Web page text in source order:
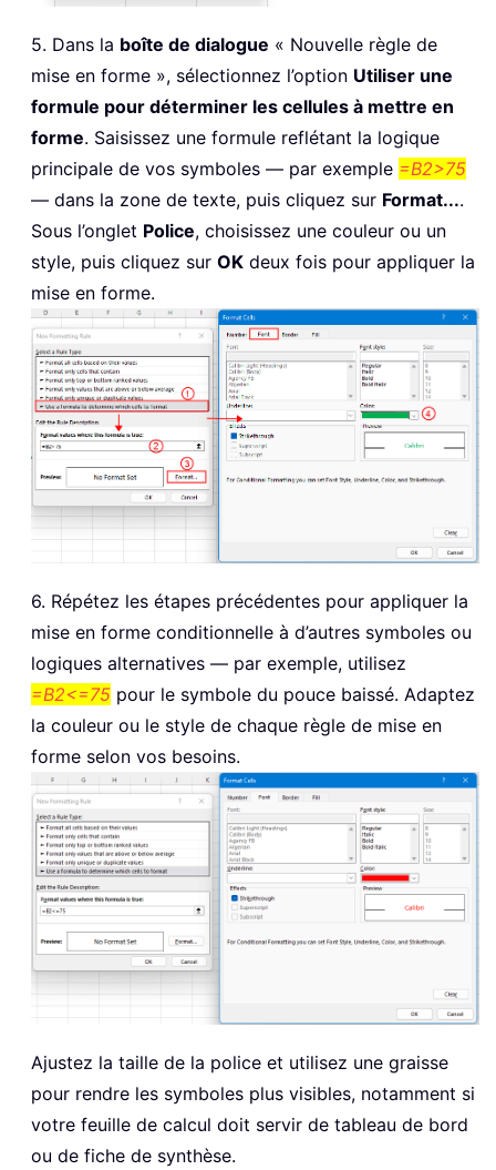
5. Dans la boîte de dialogue « Nouvelle règle de
mise en forme », sélectionnez l’option Utiliser une
formule pour déterminer les cellules à mettre en
forme. Saisissez une formule reflétant la logique
principale de vos symboles — par exemple =B2>75
— dans la zone de texte, puis cliquez sur Format....
Sous l’onglet Police, choisissez une couleur ou un
style, puis cliquez sur OK deux fois pour appliquer la
mise en forme.
6. Répétez les étapes précédentes pour appliquer la
mise en forme conditionnelle à d’autres symboles ou
logiques alternatives — par exemple, utilisez
=B2<=75 pour le symbole du pouce baissé. Adaptez
la couleur ou le style de chaque règle de mise en
forme selon vos besoins.
Ajustez la taille de la police et utilisez une graisse
pour rendre les symboles plus visibles, notamment si
votre feuille de calcul doit servir de tableau de bord
ou de fiche de synthèse.